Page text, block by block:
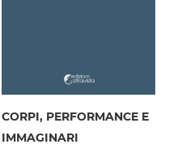
CORPI, PERFORMANCE E
IMMAGINARI